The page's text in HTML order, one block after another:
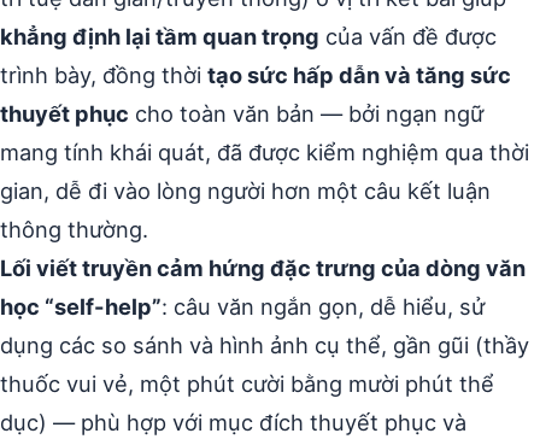
khẳng định lại tầm quan trọng của vấn đề được
trình bày, đồng thời tạo sức hấp dẫn và tăng sức
thuyết phục cho toàn văn bản — bởi ngạn ngữ
mang tính khái quát, đã được kiểm nghiệm qua thời
gian, dễ đi vào lòng người hơn một câu kết luận
thông thường.
Lối viết truyền cảm hứng đặc trưng của dòng văn
học “self-help”: câu văn ngắn gọn, dễ hiểu, sử
dụng các so sánh và hình ảnh cụ thể, gần gũi (thầy
thuốc vui vẻ, một phút cười bằng mười phút thể
dục) — phù hợp với mục đích thuyết phục và